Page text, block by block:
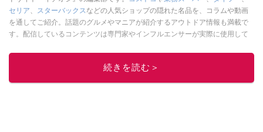
セリア
スターバックス などの人気ショップの隠れた名品を、コラムや動画
を通してご紹介。話題のグルメやマニアが紹介するアウトドア情報も満載で
す。配信しているコンテンツは専門家やインフルエンサーが実際に使用して
ニュースでフォロー
続きを読む＞